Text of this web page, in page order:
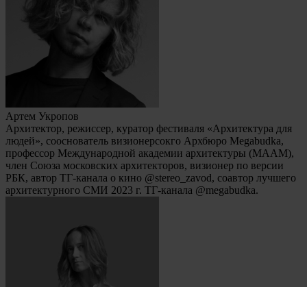
Артем Укропов
Архитектор, режиссер, куратор фестиваля «Архитектура для
людей», сооснователь визионерсокго Архбюро Megabudka,
профессор Международной академии архитектуры (MAAM),
член Союза московских архитекторов, визионер по версии
РБК, автор ТГ-канала о кино @stereo_zavod, соавтор лучшего
архитектурного СМИ 2023 г. ТГ-канала @megabudka.